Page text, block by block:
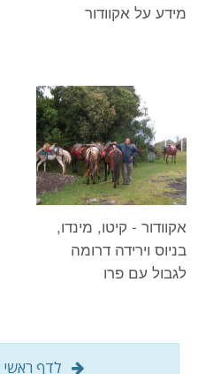
מידע על אקוודור
אקוודור - קיטו, מינדו,
בניוס וירידה דרומה
לגבול עם פרו
לדף ראשי